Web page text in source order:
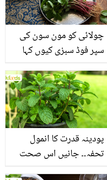
چولائی کو مون سون کی
سپر فوڈ سبزی کیوں کہا
منرلز اور اینٹی آکسیڈنٹس
سے بھرپور اس سبزی کے
فائدے
پودینہ قدرت کا انمول
تحفہ۔۔ جانیں اس صحت